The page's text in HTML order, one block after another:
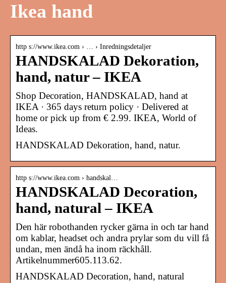
Ikea hand
http s://www.ikea.com › … › Inredningsdetaljer
HANDSKALAD Dekoration,
hand, natur – IKEA
Shop Decoration, HANDSKALAD, hand at
IKEA · 365 days return policy · Delivered at
home or pick up from € 2.99. IKEA, World of
Ideas.
HANDSKALAD Dekoration, hand, natur.
http s://www.ikea.com › handskal…
HANDSKALAD Decoration,
hand, natural – IKEA
Den här robothanden rycker gärna in och tar hand
om kablar, headset och andra prylar som du vill få
undan, men ändå ha inom räckhåll.
Artikelnummer605.113.62.
HANDSKALAD Decoration, hand, natural